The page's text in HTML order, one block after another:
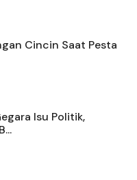
Cincin Saat Pesta
Isu Politik,